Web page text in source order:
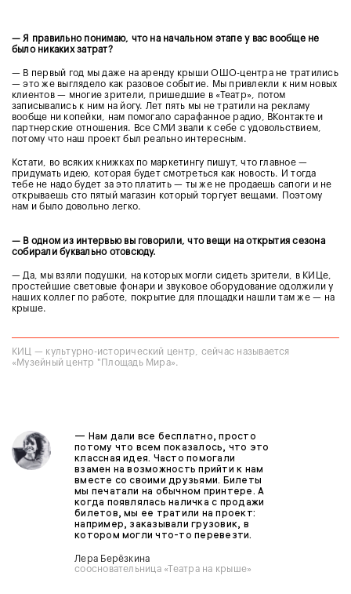
— Я правильно понимаю, что на начальном этапе у вас вообще не
было никаких затрат?
— В первый год мы даже на аренду крыши ОШО-центра не тратились
— это же выглядело как разовое событие. Мы привлекли к ним новых
клиентов — многие зрители, пришедшие в «Театр», потом
записывались к ним на йогу. Лет пять мы не тратили на рекламу
вообще ни копейки, нам помогало сарафанное радио, ВКонтакте и
партнерские отношения. Все СМИ звали к себе с удовольствием,
потому что наш проект был реально интересным.
Кстати, во всяких книжках по маркетингу пишут, что главное —
придумать идею, которая будет смотреться как новость. И тогда
тебе не надо будет за это платить — ты же не продаешь сапоги и не
открываешь сто пятый магазин который торгует вещами. Поэтому
нам и было довольно легко.
— В одном из интервью вы говорили, что вещи на открытия сезона
собирали буквально отовсюду.
— Да, мы взяли подушки, на которых могли сидеть зрители, в КИЦе,
простейшие световые фонари и звуковое оборудование одолжили у
наших коллег по работе, покрытие для площадки нашли там же — на
крыше.
КИЦ — культурно-исторический центр, сейчас называется
«Музейный центр "Площадь Мира».
— Нам дали все бесплатно, просто
потому что всем показалось, что это
классная идея. Часто помогали
взамен на возможность прийти к нам
вместе со своими друзьями. Билеты
мы печатали на обычном принтере. А
когда появлялась наличка с продажи
билетов, мы ее тратили на проект:
например, заказывали грузовик, в
котором могли что-то перевезти.
Лера Берёзкина
соосновательница «Театра на крыше»